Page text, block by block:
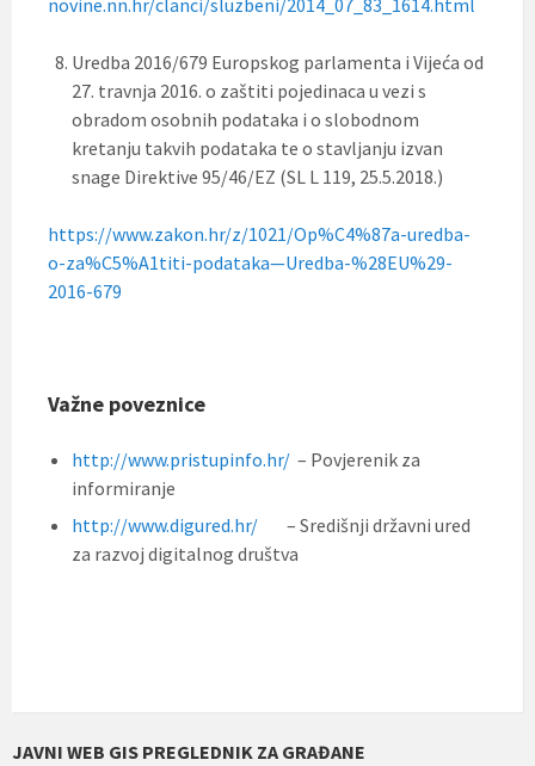
novine.nn.hr/clanci/sluzbeni/2014_07_83_1614.html
Uredba 2016/679 Europskog parlamenta i Vijeća od
27. travnja 2016. o zaštiti pojedinaca u vezi s
obradom osobnih podataka i o slobodnom
kretanju takvih podataka te o stavljanju izvan
snage Direktive 95/46/EZ (SL L 119, 25.5.2018.)
https://www.zakon.hr/z/1021/Op%C4%87a-uredba-
o-za%C5%A1titi-podataka—Uredba-%28EU%29-
2016-679
Važne poveznice
http://www.pristupinfo.hr/ – Povjerenik za
informiranje
http://www.digured.hr/
– Središnji državni ured
za razvoj digitalnog društva
JAVNI WEB GIS PREGLEDNIK ZA GRAĐANE